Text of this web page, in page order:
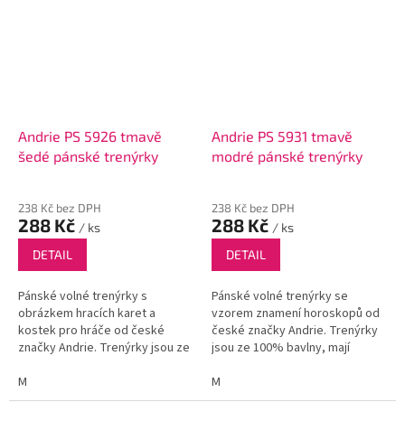
Andrie PS 5926 tmavě
šedé pánské trenýrky
238 Kč bez DPH
288 Kč / ks
DETAIL
Pánské volné trenýrky s
obrázkem hracích karet a
kostek pro hráče od české
značky Andrie. Trenýrky jsou ze
bocích a funkční poklopec se
dvěma knoflíky.
M
Andrie PS 5931 tmavě
modré pánské trenýrky
238 Kč bez DPH
288 Kč / ks
DETAIL
Pánské volné trenýrky se
vzorem znamení horoskopů od
české značky Andrie. Trenýrky
jsou ze 100% bavlny, mají
poklopec se dvěma knoflíky.
M